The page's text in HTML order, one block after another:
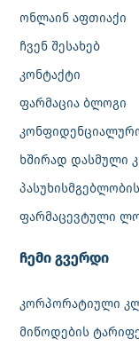
ონლაინ აფთიაქი
ჩვენ შესახებ
კონტაქტი
ფარმაცია ბლოგი
ხშირად დასმული
ფარმაცევტული
‎ჩემი გვერდი
კორპორატიული
მიწოდების